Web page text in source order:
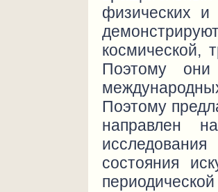
физических и
космической,
Поэтому
Поэтому
направлен
состояния